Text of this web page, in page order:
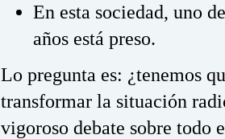
En esta sociedad, uno
años está preso.
Lo pregunta es: ¿tenemos
transformar la situación
vigoroso debate sobre todo